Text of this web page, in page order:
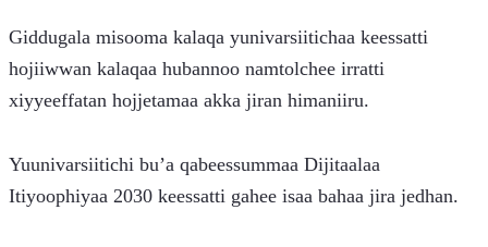
Giddugala misooma kalaqa yunivarsiitichaa keessatti
hojiiwwan kalaqaa hubannoo namtolchee irratti
xiyyeeffatan hojjetamaa akka jiran himaniiru.
Yuunivarsiitichi bu’a qabeessummaa Dijitaalaa
Itiyoophiyaa 2030 keessatti gahee isaa bahaa jira jedhan.